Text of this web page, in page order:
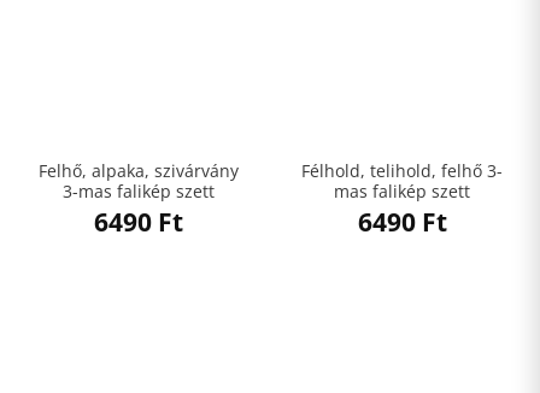
Felhő, alpaka, szivárvány
3-mas falikép szett
6490 Ft
Félhold, telihold, felhő 3-
mas falikép szett
6490 Ft